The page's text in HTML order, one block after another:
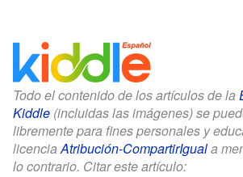
Todo el contenido de los artículos de la
Kiddle (incluidas las imágenes) se
libremente para fines personales y
licenciaAtribución-CompartirIguala
lo contrario. Citar este artículo: